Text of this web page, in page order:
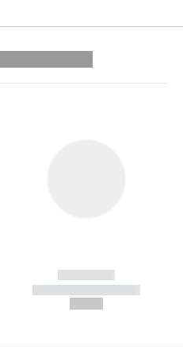
------------
----------- -----------